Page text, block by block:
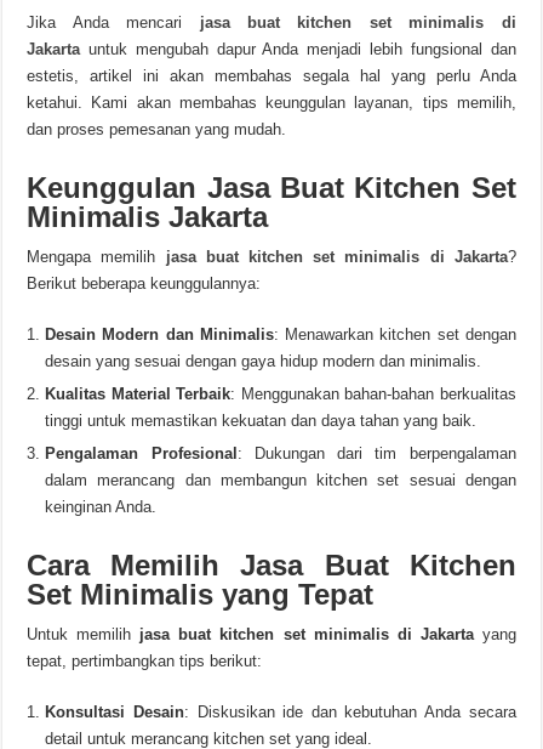
Jika Anda mencari jasa buat kitchen set minimalis di
Jakartauntuk mengubah dapur Anda menjadi lebih fungsional dan
estetis, artikel ini akan membahas segala hal yang perlu Anda
ketahui. Kami akan membahas keunggulan layanan, tips memilih,
dan proses pemesanan yang mudah.
Keunggulan Jasa Buat Kitchen Set
Minimalis Jakarta
Mengapa memilih jasa buat kitchen set minimalis di Jakarta?
Berikut beberapa keunggulannya:
Desain Modern dan Minimalis: Menawarkan kitchen set dengan
desain yang sesuai dengan gaya hidup modern dan minimalis.
Kualitas Material Terbaik: Menggunakan bahan-bahan berkualitas
tinggi untuk memastikan kekuatan dan daya tahan yang baik.
Pengalaman Profesional : Dukungan dari tim berpengalaman
dalam merancang dan membangun kitchen set sesuai dengan
keinginan Anda.
Cara Memilih Jasa Buat Kitchen
Set Minimalis yang Tepat
Untuk memilih jasa buat kitchen set minimalis di Jakartayang
tepat, pertimbangkan tips berikut:
Konsultasi Desain: Diskusikan ide dan kebutuhan Anda secara
detail untuk merancang kitchen set yang ideal.